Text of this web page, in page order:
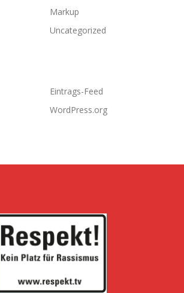
Markup
Uncategorized
Eintrags-Feed
WordPress.org